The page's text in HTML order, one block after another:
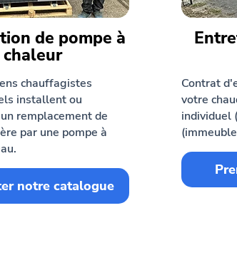
de pompe à
chaleur
chauffagistes
installent ou
remplacement de
par une pompe à
notre catalogue
Contrat
votre
individuel